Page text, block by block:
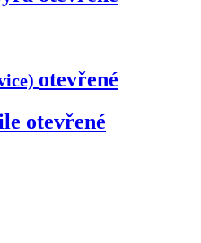
otevřené
otevřené